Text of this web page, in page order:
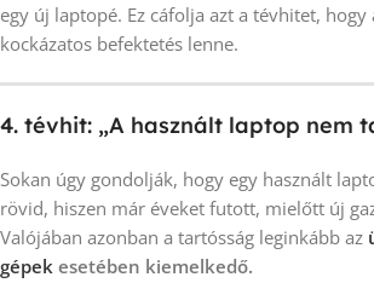
egy új laptopé. Ez cáfolja azt a tévhitet,
kockázatos befektetés lenne.
4. tévhit: „A használt laptop nem
Sokan úgy gondolják, hogy egy használt
rövid, hiszen már éveket futott, mielőtt új
Valójában azonban a tartósság leginkább az
gépek esetében kiemelkedő.